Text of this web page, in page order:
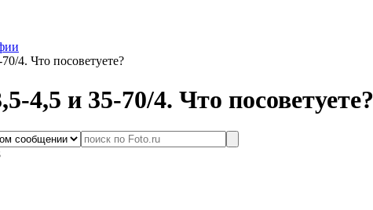
4. Что посоветуете?
4,5 и 35-70/4. Что посоветуете?